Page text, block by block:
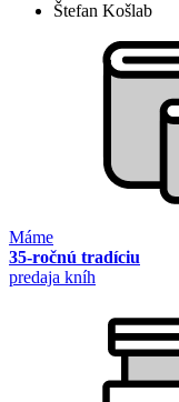
Štefan Košlab
Máme
35-ročnú tradíciu
predaja kníh